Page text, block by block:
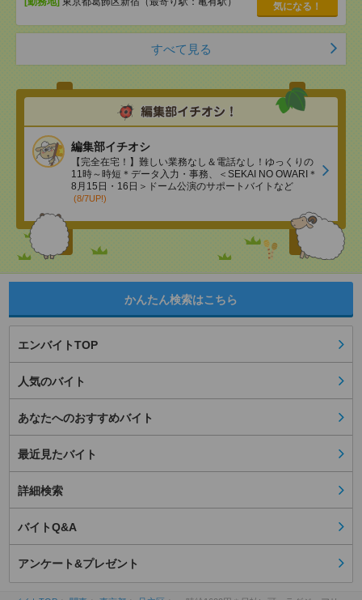
気になる！
すべて見る
編集部イチオシ
【完全在宅！】難しい業務なし＆電話なし！ゆっくりの
11時～時短＊データ入力・事務、＜SEKAI NO OWARI＊
8月15日・16日＞ドーム公演のサポートバイトなど
(8/7UP!)
かんたん検索はこちら
エンバイトTOP
人気のバイト
あなたへのおすすめバイト
最近見たバイト
詳細検索
バイトQ&A
アンケート&プレゼント